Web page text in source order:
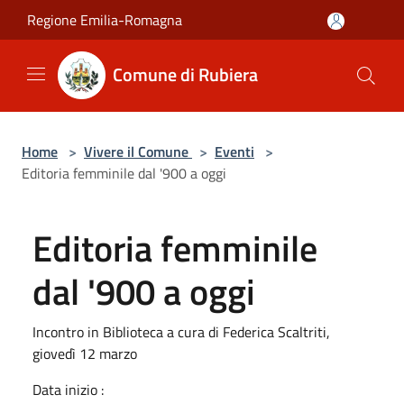
Salta al contenuto principale
Regione Emilia-Romagna
Comune di Rubiera
Home > Vivere il Comune > Eventi >
Editoria femminile dal '900 a oggi
Editoria femminile
dal '900 a oggi
Incontro in Biblioteca a cura di Federica Scaltriti,
giovedì 12 marzo
Data inizio :